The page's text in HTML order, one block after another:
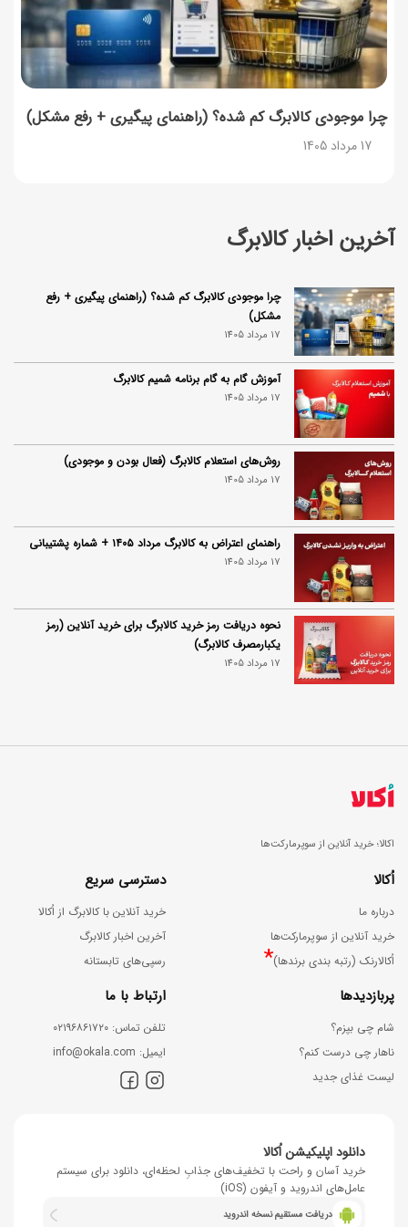
آخرین اخبار کالابرگ
چرا موجودی کالابرگ کم شده؟ (راهنمای پیگیری + رفع
مشکل)
17 مرداد 1405
آموزش گام به گام برنامه شمیم کالابرگ
17 مرداد 1405
روش‌های استعلام کالابرگ (فعال بودن و موجودی)
17 مرداد 1405
راهنمای اعتراض به کالابرگ مرداد ۱۴۰۵ + شماره پشتیبانی
17 مرداد 1405
نحوه دریافت رمز خرید کالابرگ برای خرید آنلاین (رمز
یکبارمصرف کالابرگ)
17 مرداد 1405
چرا موجودی کالابرگ کم شده؟ (راهنمای پیگیری + رفع مشکل)
17 مرداد 1405
اکالا؛ خرید آنلاین از سوپرمارکت‌ها
اُکالا
درباره ما
خرید آنلاین از سوپرمارکت‌ها
اُکالارنک (رتبه بندی برندها)*
دسترسی سریع
خرید آنلاین با کالابرگ از اُکالا
آخرین اخبار کالابرگ
رسپی‌های تابستانه
پربازدیدها
شام چی بپزم؟
ناهار چی درست کنم؟
لیست غذای جدید
ارتباط با ما
ﺗﻠﻔﻦ ﺗﻤﺎس: ۰۲۱۹۶۸۶۱۷۲۰
اﯾﻤﯿﻞ: info@okala.com
دانلود اپلیکیشن اُکالا
خرید آسان و راحت با تخفیف‌های جذابِ لحظه‌ای، دانلود برای سیستم
عامل‌های اندروید و آیفون (iOS)
دریافت مستقیم نسخه اندروید